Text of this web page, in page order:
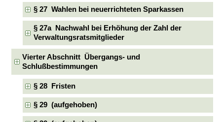
§ 27 Wahlen bei neuerrichteten Sparkassen
§ 27a Nachwahl bei Erhöhung der Zahl der
Verwaltungsratsmitglieder
Vierter Abschnitt Übergangs- und
Schlußbestimmungen
§ 28 Fristen
§ 29 (aufgehoben)